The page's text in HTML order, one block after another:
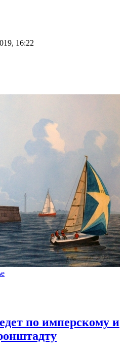
16:22
по имперскому и